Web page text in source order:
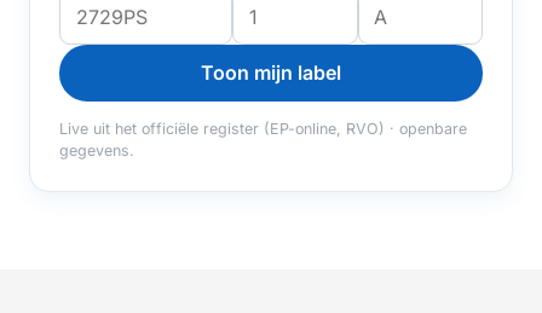
Toon mijn label
Live uit het officiële register (EP-online, RVO) · openbare
gegevens.